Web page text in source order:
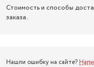
Стоимость и способы
заказа.
Нашли ошибку на сайте?